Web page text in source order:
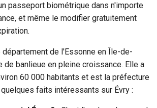
passeport biométrique dans n'importe
et même le modifier gratuitement
département de l'Essonne en Île-de-
de banlieue en pleine croissance. Elle a
60 000 habitants et est la préfecture
faits intéressants sur Évry :